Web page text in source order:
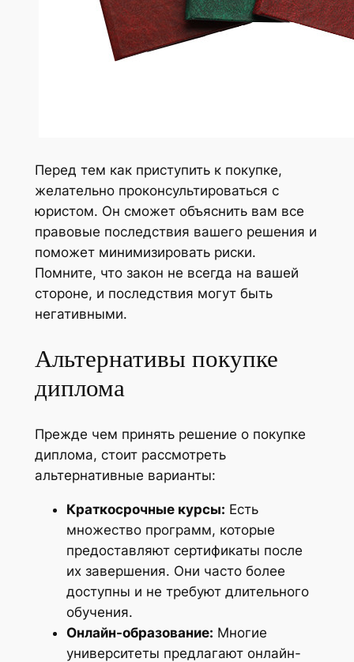
Перед тем как приступить к покупке,
желательно проконсультироваться с
юристом. Он сможет объяснить вам все
правовые последствия вашего решения и
поможет минимизировать риски.
Помните, что закон не всегда на вашей
стороне, и последствия могут быть
негативными.
Альтернативы покупке
диплома
Прежде чем принять решение о покупке
диплома, стоит рассмотреть
альтернативные варианты:
Краткосрочные курсы: Есть
множество программ, которые
предоставляют сертификаты после
их завершения. Они часто более
доступны и не требуют длительного
обучения.
Онлайн-образование: Многие
университеты предлагают онлайн-